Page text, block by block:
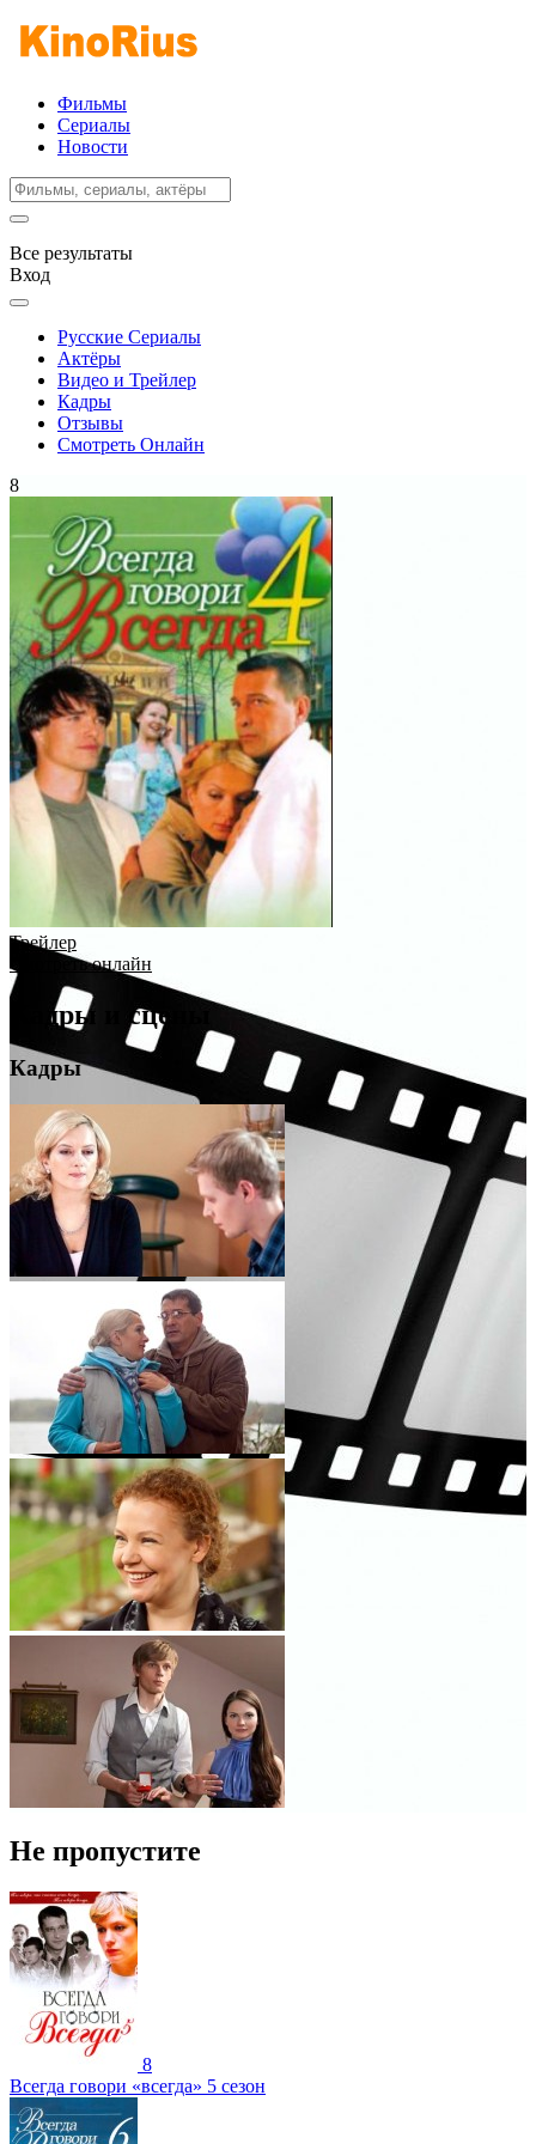
Фильмы
Сериалы
Новости
Все результаты
Вход
Русские Сериалы
Актёры
Видео и Трейлер
Кадры
Отзывы
Смотреть Онлайн
8
Трейлер
Смотреть онлайн
Кадры и сцены
Кадры
Не пропустите
8
Всегда говори «всегда» 5 сезон